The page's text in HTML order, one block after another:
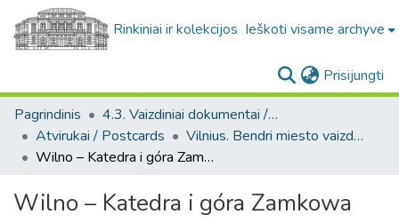
Rinkiniai ir kolekcijos Ieškoti visame archyve
Prisijungti
Pagrindinis
4.3. Vaizdiniai dokumentai / Visual documents
Atvirukai / Postcards
Vilnius. Bendri miesto vaizdai : miesto ir jo apylinkių fotografinių atvirukų rinkinys
Wilno – Katedra i góra Zamkowa
Wilno – Katedra i góra Zamkowa